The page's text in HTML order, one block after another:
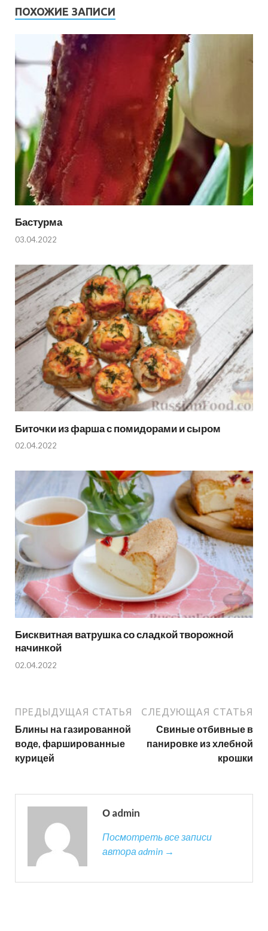
ПОХОЖИЕ ЗАПИСИ
Бастурма
03.04.2022
Биточки из фарша с помидорами и сыром
02.04.2022
Бисквитная ватрушка со сладкой творожной
начинкой
02.04.2022
ПРЕДЫДУЩАЯ СТАТЬЯ
Блины на газированной
воде, фаршированные
курицей
СЛЕДУЮЩАЯ СТАТЬЯ
Свиные отбивные в
панировке из хлебной
крошки
О admin
Посмотреть все записи
автора admin →